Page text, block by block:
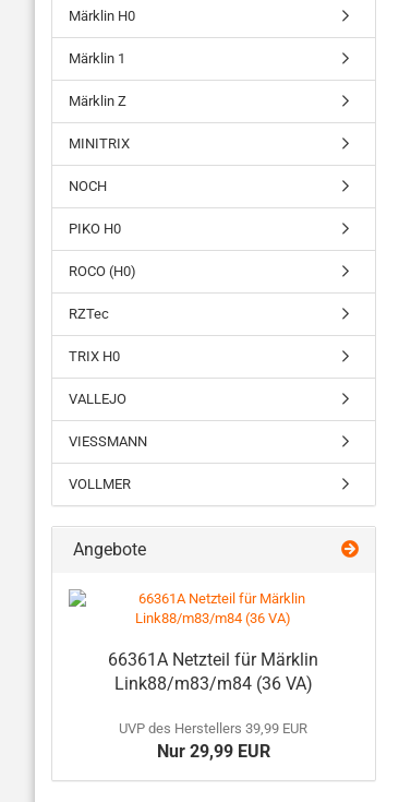
Märklin H0
Märklin 1
Märklin Z
MINITRIX
NOCH
PIKO H0
ROCO (H0)
RZTec
TRIX H0
VALLEJO
VIESSMANN
VOLLMER
Angebote
66361A Netzteil für Märklin
Link88/m83/m84 (36 VA)
UVP des Herstellers 39,99 EUR
Nur 29,99 EUR